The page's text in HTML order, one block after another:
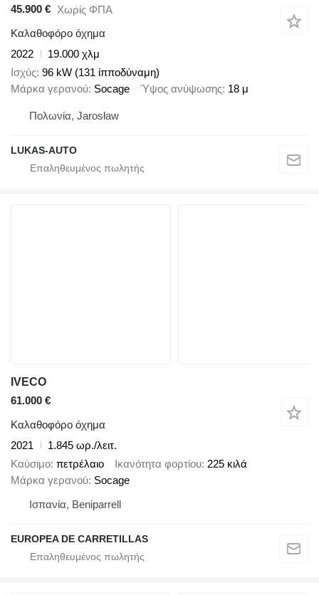
45.900 € Χωρίς ΦΠΑ
Καλαθοφόρο όχημα
2022
19.000 χλμ
Ισχύς 96 kW (131 ίπποδύναμη)
Μάρκα γερανού Socage Ύψος ανύψωσης 18 μ
Πολωνία, Jarosław
LUKAS-AUTO
IVECO
61.000 €
Καλαθοφόρο όχημα
2021
1.845 ωρ./λειτ.
Καύσιμο πετρέλαιο Ικανότητα φορτίου 225 κιλά
Μάρκα γερανού Socage
Ισπανία, Beniparrell
EUROPEA DE CARRETILLAS